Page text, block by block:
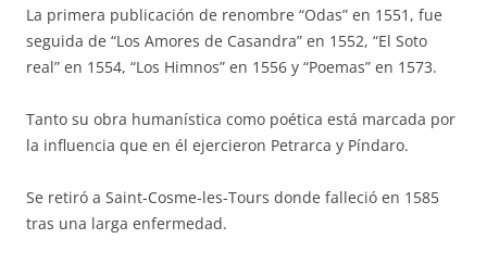
La primera publicación de renombre “Odas” en 1551, fue
seguida de “Los Amores de Casandra” en 1552, “El Soto
real” en 1554, “Los Himnos” en 1556 y “Poemas” en 1573.
Tanto su obra humanística como poética está marcada por
la influencia que en él ejercieron Petrarca y Píndaro.
Se retiró a Saint-Cosme-les-Tours donde falleció en 1585
tras una larga enfermedad.